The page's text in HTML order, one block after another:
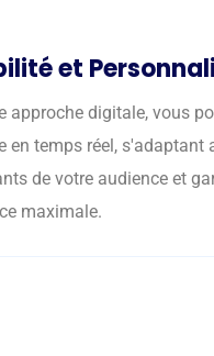
et
approche digitale, vous
en temps réel, s'adaptant
de votre audience et
maximale.